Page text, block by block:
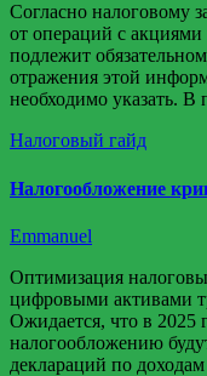
Согласно налоговому
от операций с
подлежит
отражения этой
необходимо указать.
Налоговый гайд
Налогообложение
Emmanuel
Оптимизация
цифровыми активами
Ожидается, что в 2025
налогообложению
деклараций по